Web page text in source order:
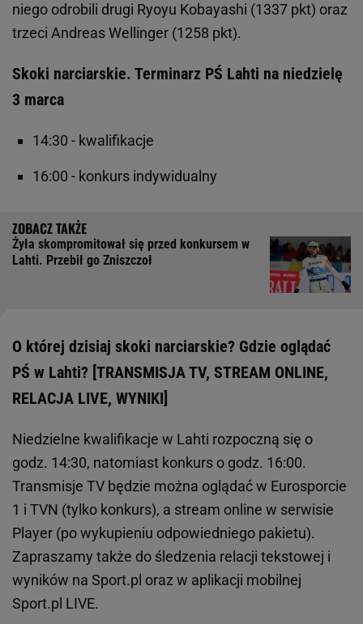
niego odrobili drugi Ryoyu Kobayashi (1337 pkt) oraz
trzeci Andreas Wellinger (1258 pkt).
Skoki narciarskie. Terminarz PŚ Lahti na niedzielę
3 marca
14:30 - kwalifikacje
16:00 - konkurs indywidualny
Żyła skompromitował się przed konkursem w
Lahti. Przebił go Zniszczoł
O której dzisiaj skoki narciarskie? Gdzie oglądać
PŚ w Lahti? [TRANSMISJA TV, STREAM ONLINE,
RELACJA LIVE, WYNIKI]
Niedzielne kwalifikacje w Lahti rozpoczną się o
godz. 14:30, natomiast konkurs o godz. 16:00.
Transmisje TV będzie można oglądać w Eurosporcie
1 i TVN (tylko konkurs), a stream online w serwisie
Player (po wykupieniu odpowiedniego pakietu).
Zapraszamy także do śledzenia relacji tekstowej i
wyników na Sport.pl oraz w aplikacji mobilnej
Sport.pl LIVE.